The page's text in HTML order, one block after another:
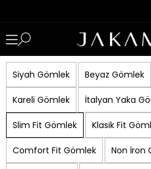
Siyah Gömlek Beyaz Gömlek
Kareli Gömlek İtalyan Yaka
Slim Fit Gömlek Klasik Fit
Comfort Fit Gömlek Non İron